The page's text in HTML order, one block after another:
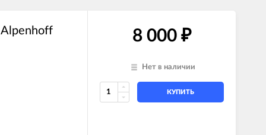
Alpenhoff
8 000 ₽
Нет в наличии
КУПИТЬ